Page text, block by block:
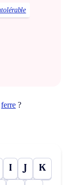
ferre ?
I J K